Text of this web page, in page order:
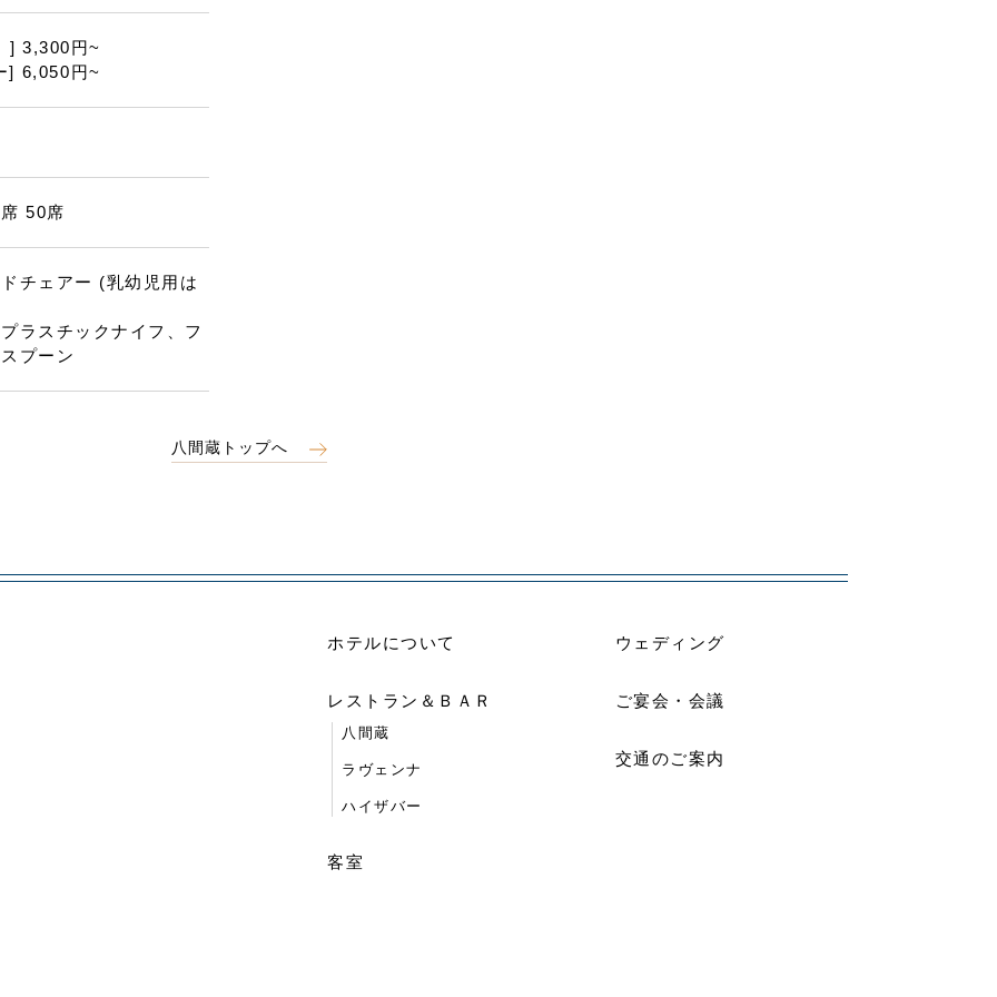
] 3,300円~
] 6,050円~
50席
チェアー (乳幼児用は
ラスチックナイフ、フ
プーン
八間蔵トップへ
ホテルについて
レストラン＆ＢＡＲ
八間蔵
ラヴェンナ
ハイザバー
客室
ウェディング
ご宴会・会議
交通のご案内